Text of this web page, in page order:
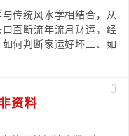
传统风水学相结合，从
直断流年流月财运，经
何判断家运好坏二、如
3
资料